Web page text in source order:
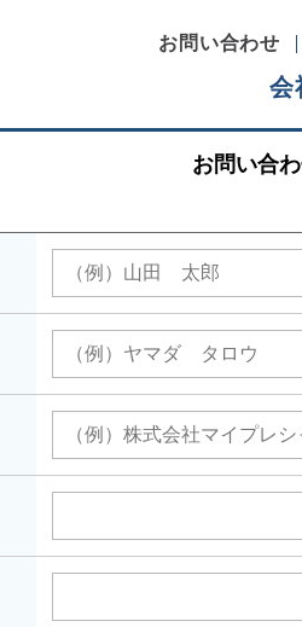
お問い合わせ
会
代表ご
お問い合